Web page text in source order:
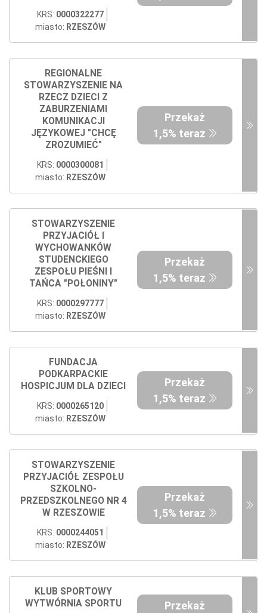
KRS: 0000322277
miasto: RZESZÓW
REGIONALNE
STOWARZYSZENIE NA
RZECZ DZIECI Z
ZABURZENIAMI
KOMUNIKACJI
JĘZYKOWEJ "CHCĘ
ZROZUMIEĆ"
KRS: 0000300081
miasto: RZESZÓW
Przekaż
1,5% teraz
STOWARZYSZENIE
PRZYJACIÓŁ I
WYCHOWANKÓW
STUDENCKIEGO
ZESPOŁU PIEŚNI I
TAŃCA "POŁONINY"
KRS: 0000297777
miasto: RZESZÓW
Przekaż
1,5% teraz
FUNDACJA
PODKARPACKIE
HOSPICJUM DLA DZIECI
KRS: 0000265120
miasto: RZESZÓW
Przekaż
1,5% teraz
STOWARZYSZENIE
PRZYJACIÓŁ ZESPOŁU
SZKOLNO-
PRZEDSZKOLNEGO NR 4
W RZESZOWIE
KRS: 0000244051
miasto: RZESZÓW
Przekaż
1,5% teraz
KLUB SPORTOWY
WYTWÓRNIA SPORTU
Przekaż